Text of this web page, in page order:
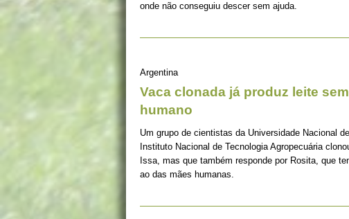
onde não conseguiu descer sem ajuda.
Argentina
Vaca clonada já produz leite
humano
Um grupo de cientistas da Universidade Nacional
Instituto Nacional de Tecnologia Agropecuária
Issa, mas que também responde por Rosita, que
ao das mães humanas.